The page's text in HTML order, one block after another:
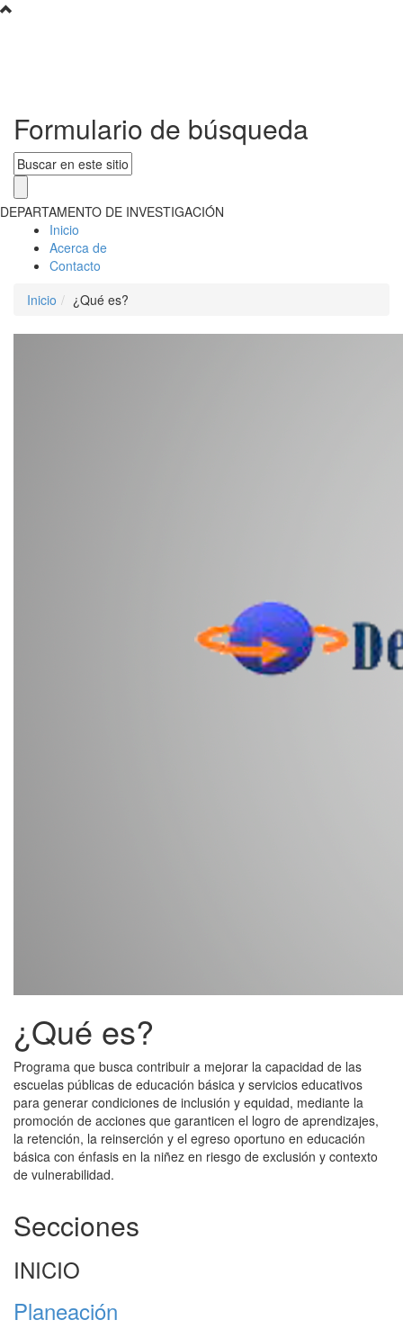
Formulario de búsqueda
DEPARTAMENTO DE INVESTIGACIÓN
Inicio
Acerca de
Contacto
Inicio
¿Qué es?
¿Qué es?
Programa que busca contribuir a mejorar la capacidad de las
escuelas públicas de educación básica y servicios educativos
para generar condiciones de inclusión y equidad, mediante la
promoción de acciones que garanticen el logro de aprendizajes,
la retención, la reinserción y el egreso oportuno en educación
básica con énfasis en la niñez en riesgo de exclusión y contexto
de vulnerabilidad.
Secciones
INICIO
Planeación